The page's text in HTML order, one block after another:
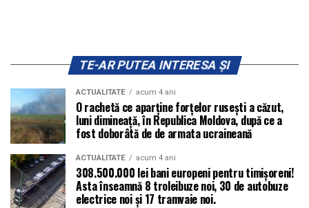
TE-AR PUTEA INTERESA ȘI
ACTUALITATE acum 4 ani
O rachetă ce aparține forțelor rusești a căzut,
luni dimineață, în Republica Moldova, după ce a
fost doborâtă de de armata ucraineană
ACTUALITATE acum 4 ani
308.500.000 lei bani europeni pentru timișoreni!
Asta înseamnă 8 troleibuze noi, 30 de autobuze
electrice noi și 17 tramvaie noi.